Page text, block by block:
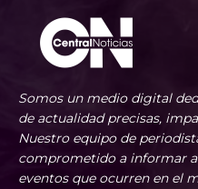
Somos un medio digital
de actualidad precisas,
Nuestro equipo de
comprometido a informar
eventos que ocurren en el